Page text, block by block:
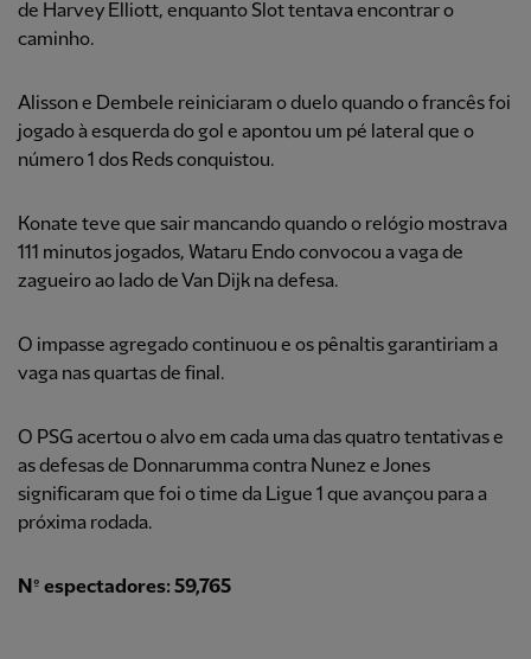
de Harvey Elliott, enquanto Slot tentava encontrar o
caminho.
Alisson e Dembele reiniciaram o duelo quando o francês foi
jogado à esquerda do gol e apontou um pé lateral que o
número 1 dos Reds conquistou.
Konate teve que sair mancando quando o relógio mostrava
111 minutos jogados, Wataru Endo convocou a vaga de
zagueiro ao lado de Van Dijk na defesa.
O impasse agregado continuou e os pênaltis garantiriam a
vaga nas quartas de final.
O PSG acertou o alvo em cada uma das quatro tentativas e
as defesas de Donnarumma contra Nunez e Jones
significaram que foi o time da Ligue 1 que avançou para a
próxima rodada.
Nº espectadores: 59,765